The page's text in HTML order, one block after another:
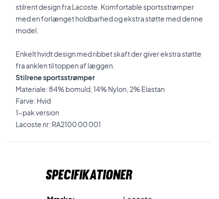
stilrent design fra Lacoste. Komfortable sportsstrømper
med en forlænget holdbarhed og ekstra støtte med denne
model.
Enkelt hvidt design med ribbet skaft der giver ekstra støtte
fra anklen til toppen af læggen.
Stilrenesportsstrømper
Materiale: 84% bomuld, 14% Nylon, 2% Elastan
Farve: Hvid
1-pak version
Lacoste nr: RA2100 00 001
Specifikationer